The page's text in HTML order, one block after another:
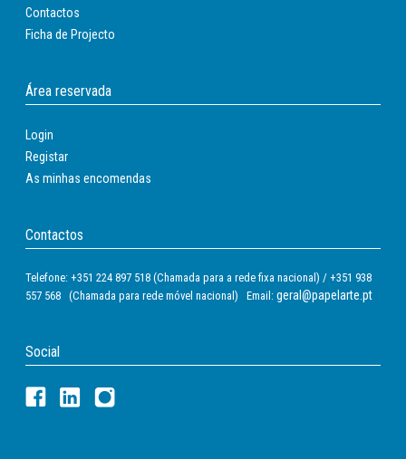
Contactos
Ficha de Projecto
Área reservada
Login
Registar
As minhas encomendas
Contactos
Telefone: +351 224 897 518 (Chamada para a rede fixa nacional) / +351 938
557 568 (Chamada para rede móvel nacional) Email: geral@papelarte.pt
Social